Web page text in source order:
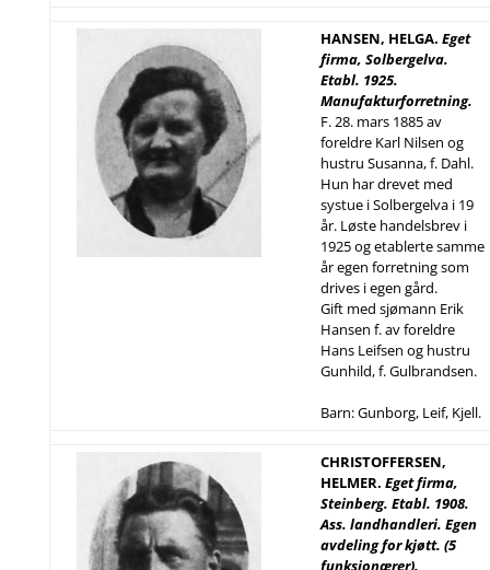
HANSEN, HELGA. Eget
firma, Solbergelva.
Etabl. 1925.
Manufakturforretning.
F. 28. mars 1885 av
foreldre Karl Nilsen og
hustru Susanna, f. Dahl.
Hun har drevet med
systue i Solbergelva i 19
år. Løste handelsbrev i
1925 og etablerte samme
år egen forretning som
drives i egen gård.
Gift med sjømann Erik
Hansen f. av foreldre
Hans Leifsen og hustru
Gunhild, f. Gulbrandsen.
Barn: Gunborg, Leif, Kjell.
CHRISTOFFERSEN,
HELMER. Eget firma,
Steinberg. Etabl. 1908.
Ass. landhandleri. Egen
avdeling for kjøtt. (5
funksjonærer).